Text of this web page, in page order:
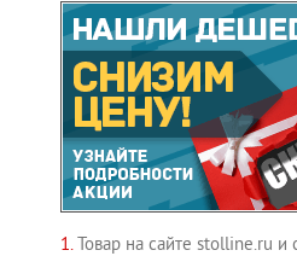
Товар на сайте stolline.ru и